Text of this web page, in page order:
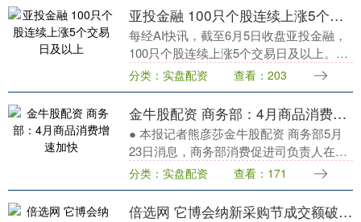
能源体系和产业....
亚投金融 100只个股连续上涨5个交易日及以上
每经AI快讯，截至6月5日收盘亚投金融，
100只个股连续上涨5个交易日及以上。百
诚医药连续上涨9个交易日，涛涛车业、
ST智云、派克新材等5股连续上涨8个交易
日。....
分类：实盘配资 查看：203
金牛股配资 商务部：4月商品消费增速加快
● 本报记者熊彦莎金牛股配资 商务部5月
23日消息，商务部消费促进司负责人在介
绍2025年4月我国消费市场情况时表示，4
月份，消费品以旧换新政策持续显效，系
列促....
分类：实盘配资 查看：171
倍选网 它博会纳新采购节成交额破3500万元，同比去年增长175%